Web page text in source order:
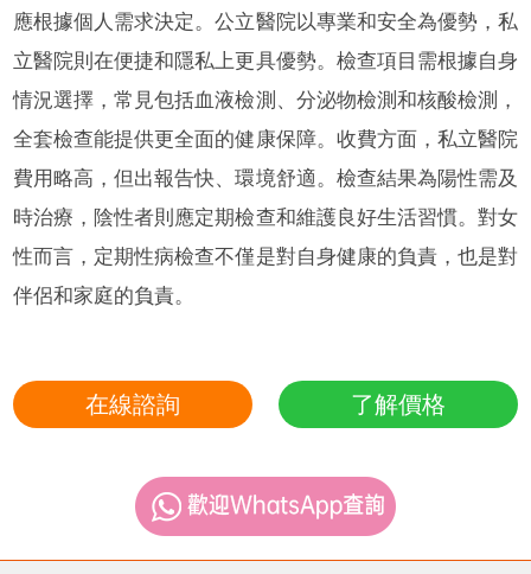
應根據個人需求決定。公立醫院以專業和安全為優勢，私
立醫院則在便捷和隱私上更具優勢。檢查項目需根據自身
情況選擇，常見包括血液檢測、分泌物檢測和核酸檢測，
全套檢查能提供更全面的健康保障。收費方面，私立醫院
費用略高，但出報告快、環境舒適。檢查結果為陽性需及
時治療，陰性者則應定期檢查和維護良好生活習慣。對女
性而言，定期性病檢查不僅是對自身健康的負責，也是對
伴侶和家庭的負責。
在線諮詢 了解價格